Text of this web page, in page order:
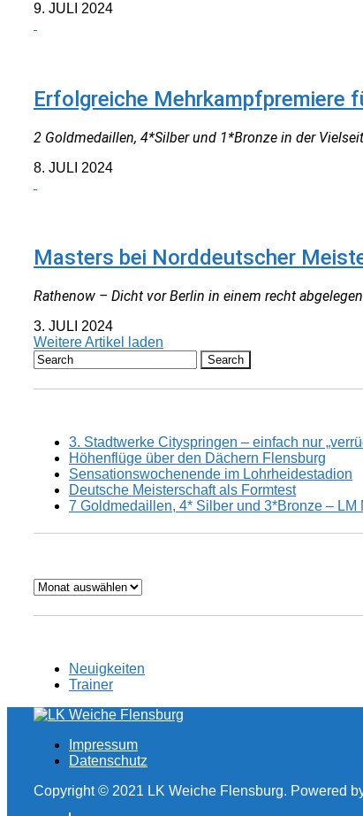
9. JULI 2024
Erfolgreiche Mehrkampfpremiere
2 Goldmedaillen, 4*Silber und 1*Bronze in der
8. JULI 2024
Masters bei Norddeutscher
Rathenow – Dicht vor Berlin in einem recht
3. JULI 2024
Weitere Artikel laden
3. Stadtwerke Cityspringen – einfach nur
Höhenflüge über den Dächern Flensburg
Sensationswochenende im Lohrheidestadion
Deutsche Meisterschaft als Formtest
7 Goldmedaillen, 4* Silber und 3*Bronze – LM
Archiv
Neuigkeiten
Trainer
Impressum
Datenschutz
Copyright © 2021 LK Weiche Flensburg. Powered